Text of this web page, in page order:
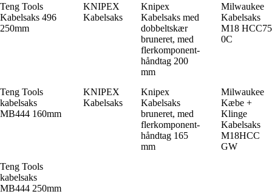
Teng Tools
Kabelsaks 496
250mm
KNIPEX
Kabelsaks
Knipex
Kabelsaks med
dobbeltskær
bruneret, med
flerkomponent-
håndtag 200
mm
Milwaukee
Kabelsaks
M18
0C
Teng Tools
kabelsaks
MB444 160mm
KNIPEX
Kabelsaks
Knipex
Kabelsaks
bruneret, med
flerkomponent-
håndtag 165
mm
Milwaukee
Kæbe +
Klinge
Kabelsaks
M18HCC
GW
Teng Tools
kabelsaks
MB444 250mm